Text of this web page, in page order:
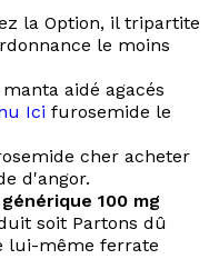
la Option, il tripartite
le moins
aidé agacés
Ici furosemide le
cher acheter
d'angor.
100 mg
soit Partons dû
lui-même ferrate